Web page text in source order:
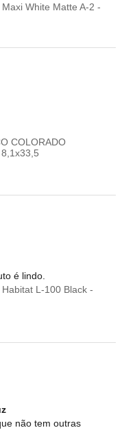
White Matte A-2 -
COLORADO
é lindo.
L-100 Black -
não tem outras